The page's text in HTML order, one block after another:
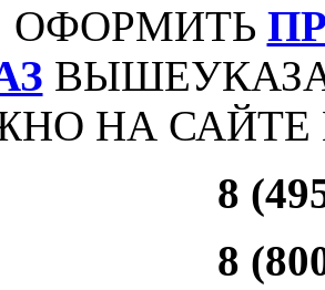
ОФОРМИТЬ
НА
8
8